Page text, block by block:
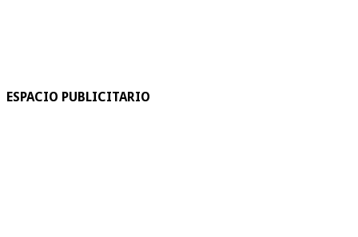
ESPACIO PUBLICITARIO